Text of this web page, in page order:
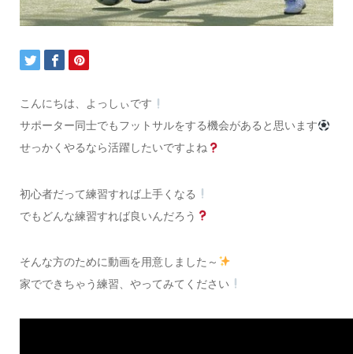
こんにちは、よっしぃです
サポーター同士でもフットサルをする機会があると思います
せっかくやるなら活躍したいですよね
初心者だって練習すれば上手くなる
でもどんな練習すれば良いんだろう
そんな方のために動画を用意しました～
家でできちゃう練習、やってみてください